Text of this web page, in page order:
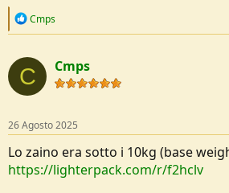
R
c
t
i
o
s
:
Cmps
C Cmps
26 Agosto 2025
Lo zaino era sotto i 10kg (base
https://lighterpack.com/r/f2hclv